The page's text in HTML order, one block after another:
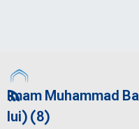
Imam Muhammad
lui) (8)